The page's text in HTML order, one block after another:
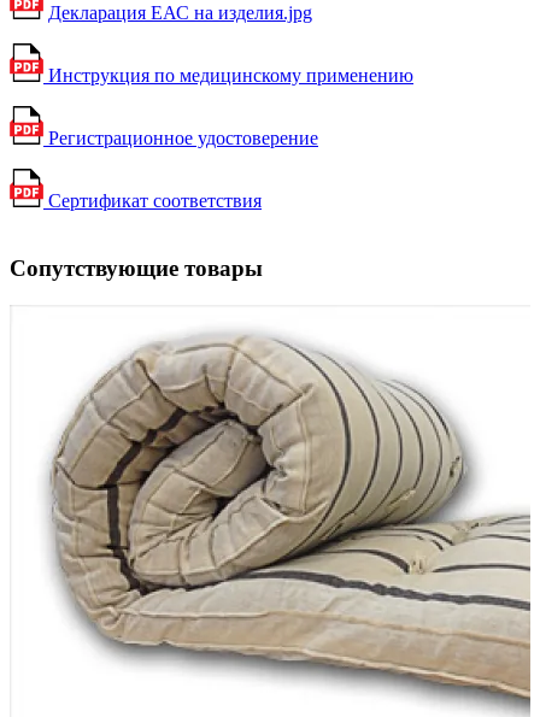
Декларация ЕАС на изделия.jpg
Инструкция по медицинскому применению
Регистрационное удостоверение
Сертификат соответствия
Сопутствующие товары